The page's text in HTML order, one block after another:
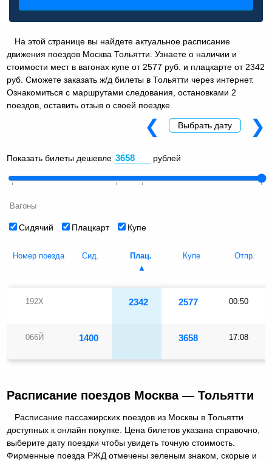
На этой странице вы найдете актуальное расписание
движения поездов Москва Тольятти. Узнаете о наличии и
стоимости мест в вагонах купе от 2577 руб. и плацкарте от 2342
руб. Сможете заказать ж/д билеты в Тольятти через интернет.
Ознакомиться с маршрутами следования, остановками 2
поездов, оставить отзыв о своей поездке.
Показать билеты дешевле рублей
Вагоны
Сидячий Плацкарт Купе
❮ Выбрать дату ❯
Номер поезда Сид. Плац. Купе Отпр.
192Х 2342 2577 00:50
066Й 1400 3658 17:08
Расписание поездов Москва — Тольятти
Расписание пассажирских поездов из Москвы в Тольятти
доступных к онлайн покупке. Цена билетов указана справочно,
выберите дату поездки чтобы увидеть точную стоимость.
Фирменные поезда РЖД отмечены зеленым знаком, скорые и